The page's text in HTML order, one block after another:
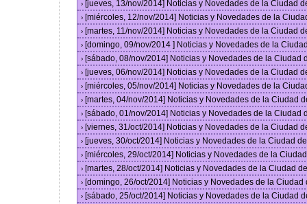
› [jueves, 13/nov/2014] Noticias y Novedades de la Ciudad
› [miércoles, 12/nov/2014] Noticias y Novedades de la
› [martes, 11/nov/2014] Noticias y Novedades de la Ciudad
› [domingo, 09/nov/2014 ] Noticias y Novedades de la
› [sábado, 08/nov/2014] Noticias y Novedades de la Ciudad
› [jueves, 06/nov/2014] Noticias y Novedades de la Ciudad
› [miércoles, 05/nov/2014] Noticias y Novedades de la
› [martes, 04/nov/2014] Noticias y Novedades de la Ciudad
› [sábado, 01/nov/2014] Noticias y Novedades de la Ciudad
› [viernes, 31/oct/2014] Noticias y Novedades de la Ciudad
› [jueves, 30/oct/2014] Noticias y Novedades de la Ciudad
› [miércoles, 29/oct/2014] Noticias y Novedades de la
› [martes, 28/oct/2014] Noticias y Novedades de la Ciudad
› [domingo, 26/oct/2014] Noticias y Novedades de la
› [sábado, 25/oct/2014] Noticias y Novedades de la Ciudad